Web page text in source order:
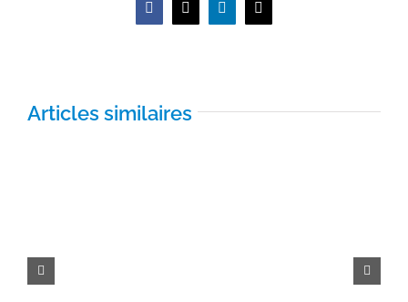
Facebook
X LinkedInEmail
Articles similaires